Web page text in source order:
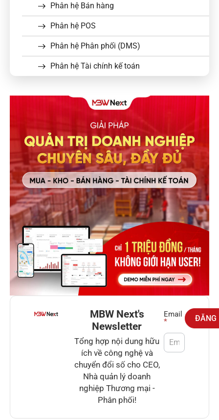
Phân hệ Bán hàng
Phân hệ POS
Phân hệ Phân phối (DMS)
Phân hệ Tài chính kế toán
MBW Next's
Newsletter
Tổng hợp nội dung hữu
ích về công nghệ và
chuyển đổi số cho CEO,
Nhà quản lý doanh
nghiệp Thương mại -
Phân phối!
Newsletter
Email
*
ĐĂNG